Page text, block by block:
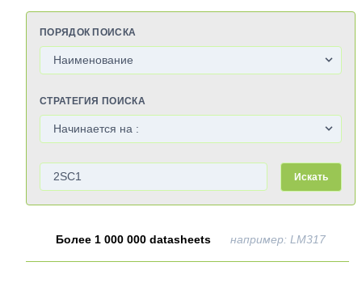
ПОРЯДОК ПОИСКА
СТРАТЕГИЯ ПОИСКА
Искать
Более 1 000 000 datasheets например: LM317